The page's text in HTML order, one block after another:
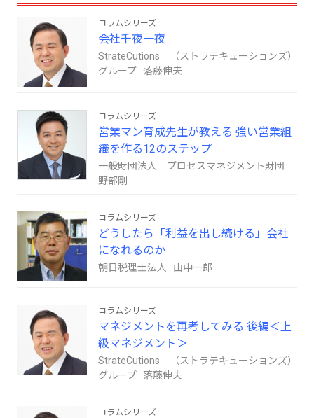
コラムシリーズ
会社千夜一夜
StrateCutions （ストラテキューションズ）
グループ 落藤伸夫
コラムシリーズ
営業マン育成先生が教える 強い営業組
織を作る12のステップ
一般財団法人 プロセスマネジメント財団
野部剛
コラムシリーズ
どうしたら「利益を出し続ける」会社
になれるのか
朝日税理士法人 山中一郎
コラムシリーズ
マネジメントを再考してみる 後編＜上
級マネジメント＞
StrateCutions （ストラテキューションズ）
グループ 落藤伸夫
コラムシリーズ